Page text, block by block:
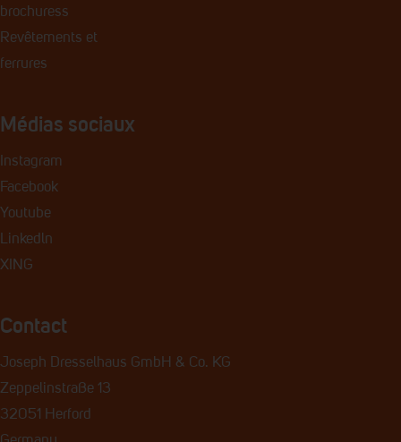
brochuress
Revêtements et
ferrures
Médias sociaux
Instagram
Facebook
Youtube
Linkedln
XING
Contact
Joseph Dresselhaus GmbH & Co. KG
Zeppelinstraße 13
32051 Herford